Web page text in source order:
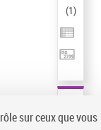
(1)
sur ceux que vous